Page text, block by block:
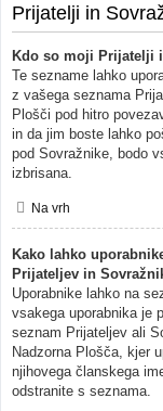
Prijatelji in
Kdo so moji Prijatelji
Te sezname lahko
z vašega seznama
Plošči pod hitro
in da jim boste lahko
pod Sovražnike, bodo
izbrisana.
Na vrh
Kako lahko
Prijateljev in
Uporabnike lahko na
vsakega uporabnika je
seznam Prijateljev ali
Nadzorna Plošča, kjer
njihovega članskega
odstranite s seznama.